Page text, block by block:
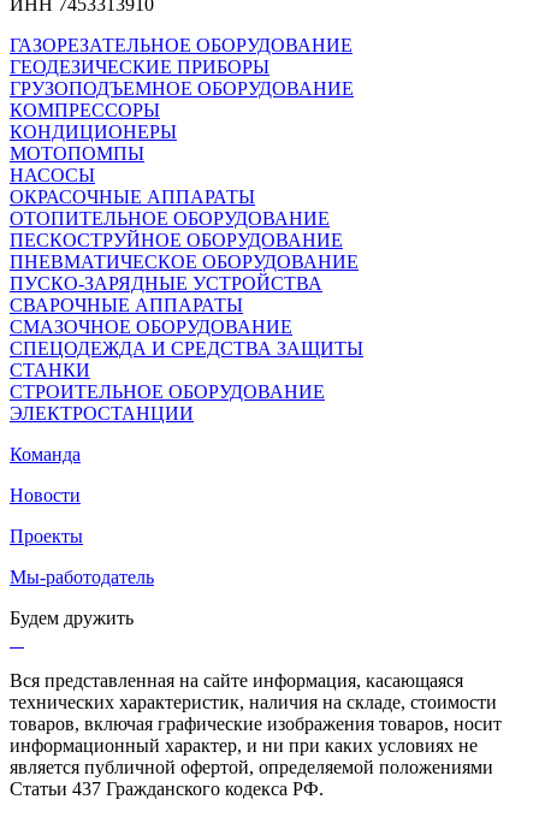
ГАЗОРЕЗАТЕЛЬНОЕ ОБОРУДОВАНИЕ
ГЕОДЕЗИЧЕСКИЕ ПРИБОРЫ
ГРУЗОПОДЪЕМНОЕ ОБОРУДОВАНИЕ
КОМПРЕССОРЫ
КОНДИЦИОНЕРЫ
МОТОПОМПЫ
НАСОСЫ
ОКРАСОЧНЫЕ АППАРАТЫ
ОТОПИТЕЛЬНОЕ ОБОРУДОВАНИЕ
ПЕСКОСТРУЙНОЕ ОБОРУДОВАНИЕ
ПНЕВМАТИЧЕСКОЕ ОБОРУДОВАНИЕ
ПУСКО-ЗАРЯДНЫЕ УСТРОЙСТВА
СВАРОЧНЫЕ АППАРАТЫ
СМАЗОЧНОЕ ОБОРУДОВАНИЕ
СПЕЦОДЕЖДА И СРЕДСТВА ЗАЩИТЫ
СТАНКИ
СТРОИТЕЛЬНОЕ ОБОРУДОВАНИЕ
ЭЛЕКТРОСТАНЦИИ
Команда
Новости
Проекты
Мы-работодатель
Будем дружить
Вся представленная на сайте информация, касающаяся
технических характеристик, наличия на складе, стоимости
товаров, включая графические изображения товаров, носит
информационный характер, и ни при каких условиях не
является публичной офертой, определяемой положениями
Статьи 437 Гражданского кодекса РФ.